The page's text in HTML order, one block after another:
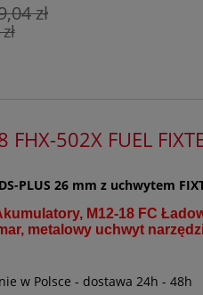
zł
502X FUEL
PLUS 26 mm z uchwytem
M12-18 FC
metalowy uchwyt
w Polsce - dostawa 24h - 48h